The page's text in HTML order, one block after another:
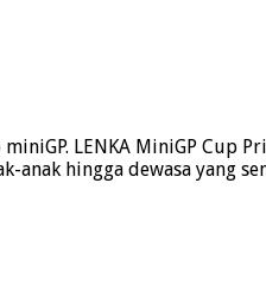
LENKA MiniGP Cup
anak hingga dewasa yang